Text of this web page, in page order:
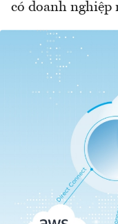
có doanh nghiệp